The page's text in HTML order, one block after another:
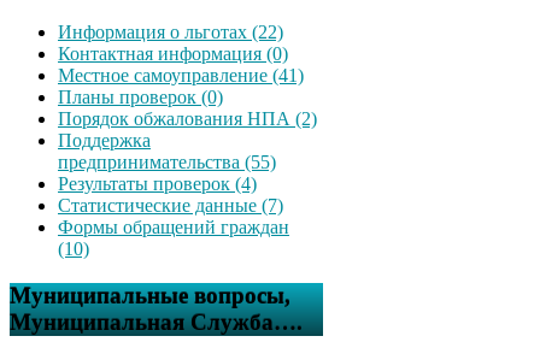
Информация о льготах (22)
Контактная информация (0)
Местное самоуправление (41)
Планы проверок (0)
Порядок обжалования НПА (2)
Поддержка
предпринимательства (55)
Результаты проверок (4)
Статистические данные (7)
Формы обращений граждан
(10)
Муниципальные вопросы,
Муниципальная Служба….